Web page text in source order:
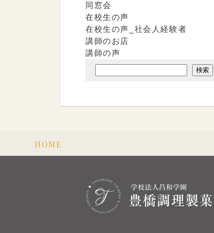
同窓会
在校生の声
在校生の声_社会人経験者
講師のお店
講師の声
検索
HOME